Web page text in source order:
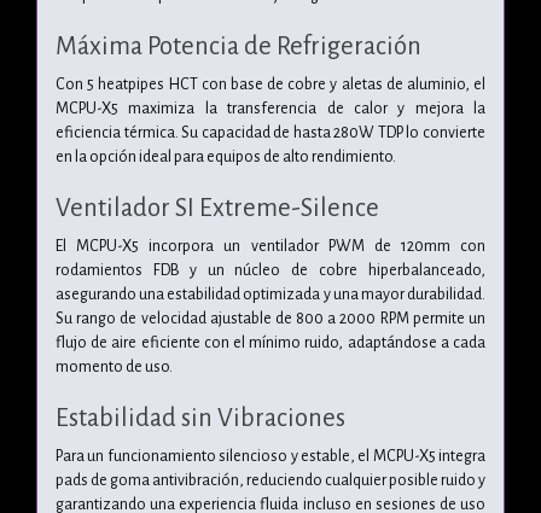
Máxima Potencia de Refrigeración
Con 5 heatpipes HCT con base de cobre y aletas de aluminio, el
MCPU-X5 maximiza la transferencia de calor y mejora la
eficiencia térmica. Su capacidad de hasta 280W TDP lo convierte
en la opción ideal para equipos de alto rendimiento.
Ventilador SI Extreme-Silence
El MCPU-X5 incorpora un ventilador PWM de 120mm con
rodamientos FDB y un núcleo de cobre hiperbalanceado,
asegurando una estabilidad optimizada y una mayor durabilidad.
Su rango de velocidad ajustable de 800 a 2000 RPM permite un
flujo de aire eficiente con el mínimo ruido, adaptándose a cada
momento de uso.
Estabilidad sin Vibraciones
Para un funcionamiento silencioso y estable, el MCPU-X5 integra
pads de goma antivibración, reduciendo cualquier posible ruido y
garantizando una experiencia fluida incluso en sesiones de uso